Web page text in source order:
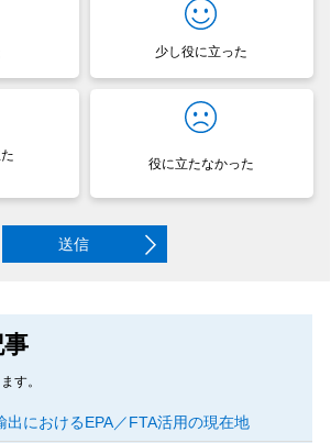
少し役に立った
役に立たなかった
送信
す。
出におけるEPA／FTA活用の現在地